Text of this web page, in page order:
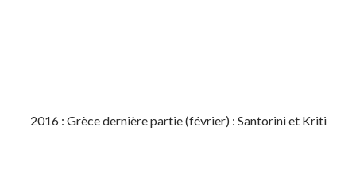
2016 : Grèce dernière partie (février) : Santorini et Kriti